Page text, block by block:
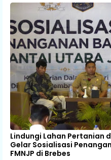
Lindungi Lahan Pertanian
Gelar Sosialisasi
FMNJP di Brebes